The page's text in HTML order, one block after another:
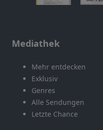
Mediathek
Mehr entdecken
Exklusiv
Genres
Alle Sendungen
Letzte Chance